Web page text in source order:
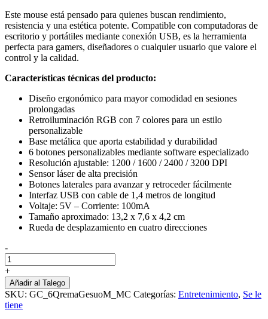
Este mouse está pensado para quienes buscan rendimiento,
resistencia y una estética potente. Compatible con computadoras de
escritorio y portátiles mediante conexión USB, es la herramienta
perfecta para gamers, diseñadores o cualquier usuario que valore el
control y la calidad.
Características técnicas del producto:
Diseño ergonómico para mayor comodidad en sesiones
prolongadas
Retroiluminación RGB con 7 colores para un estilo
personalizable
Base metálica que aporta estabilidad y durabilidad
6 botones personalizables mediante software especializado
Resolución ajustable: 1200 / 1600 / 2400 / 3200 DPI
Sensor láser de alta precisión
Botones laterales para avanzar y retroceder fácilmente
Interfaz USB con cable de 1,4 metros de longitud
Voltaje: 5V – Corriente: 100mA
Tamaño aproximado: 13,2 x 7,6 x 4,2 cm
Rueda de desplazamiento en cuatro direcciones
-
Mouse
Gamer
Inalambrico
Rgb
Tactical3600
cantidad
+
Añadir al Talego
SKU: GC_6QremaGesuoM_MC Categorías: Entretenimiento, Se le
tiene